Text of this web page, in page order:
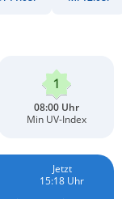
08:00 Uhr
Min UV-Index
Jetzt
15:18 Uhr